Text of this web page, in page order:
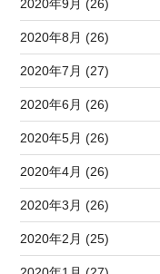
2020年9月 (26)
2020年8月 (26)
2020年7月 (27)
2020年6月 (26)
2020年5月 (26)
2020年4月 (26)
2020年3月 (26)
2020年2月 (25)